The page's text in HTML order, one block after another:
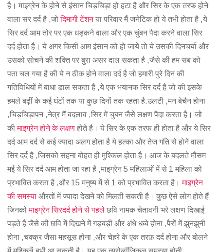
है। माइग्रेन के होने से इंसान चिड़चिड़ा हो हटा है और सिर के एक तरफ होने
वाला सर दर्द है ,जोदिमागी टेंशनया परिवार मैं जनेटिक हो ये तभी होता है ,ये
सिर दर्द आम तोर पर एक धड़कने वाला और एक चुंबन पैदा करने वाला सिर
दर्द होता है। ये अगर किसी आम इंसान को हो जाये तो ये उसकी दिनचर्या और
उसको सोचने की शक्ति पर बुरा असर दाल सकता है ,जैसे की हम सब को
पता चल गया है की ये न ठीक होने वाला दर्द है जो हमारी पुरे दिन की
गतिविधियों में बाधा डाल सकता है ,ये एक भयानक सिर दर्द है जो की इसके
हमले बढ़ीं के कई घंटों तक या कुछ दिनों तक रहता है.उलटी ,मन बेचैन होना
,चिड़चिड़ापन ,नेत्र मैं बदलाव ,सिर में चुबन जैसे लक्षण पैदा करता है। जो
कीमाइग्रेन होने के लक्षण होते है। ये सिर के एक तरफ ही होता है और ये सिर
दर्द आम दर्द से कई ज्यादा अलग होता है ये हल्का और तेज गति से होने वाला
सिर दर्द है ,जिसको सहना बोहत ही मुश्किल होता है। आज के बदलते मौसम
मई ये सिर दर्द आम होता जा रहा है ,माइग्रेन 5 महिलाओं में से 1 महिला को
प्रभावित करता है ,और 15 मनुष्य में से 1 को प्रभावित करता है।माइग्रेन
की समस्या औरतों में ज्यादा देखने को मिलती सकती है। कुछ ऐसे लोग होते हैं
जिनकोमाइग्रेन सिरदर्द होने से पहले छवि नामक चेतावनी भरे लक्षण दिखाई
पड़ते है जैसे की छवि में दिखने में गड़बड़ी और अंधे धब्बे होना ,पैरों में झुनझुनी
होना ,चक्क्र जैसा महसूस होना ,और चेहरे के एक तरफ़ दर्द होना और बोलने